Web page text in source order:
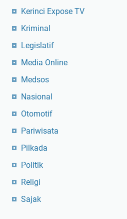
Kerinci Expose TV
Kriminal
Legislatif
Media Online
Medsos
Nasional
Otomotif
Pariwisata
Pilkada
Politik
Religi
Sajak